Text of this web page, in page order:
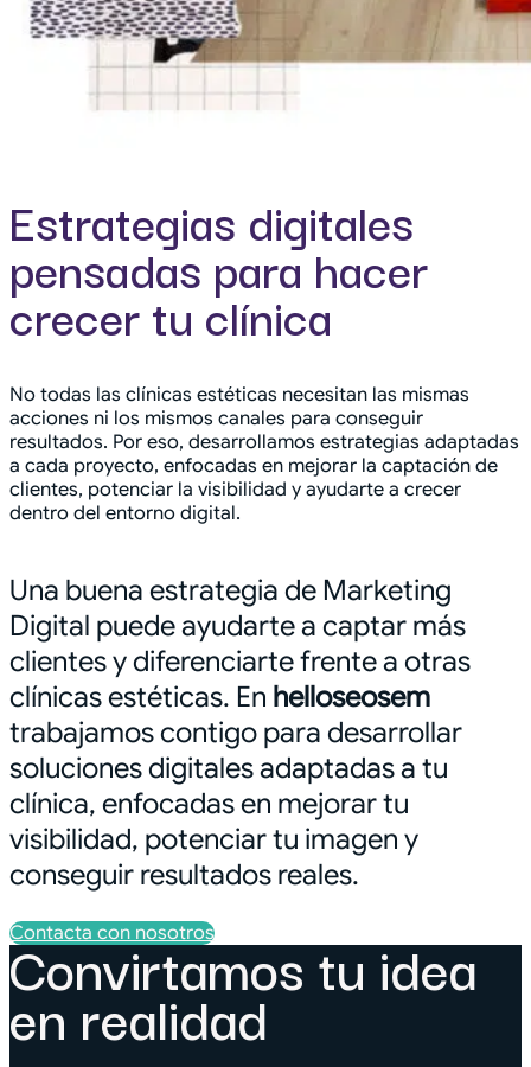
Estrategias digitales
pensadas para hacer
crecer tu clínica
No todas las clínicas estéticas necesitan las mismas
acciones ni los mismos canales para conseguir
resultados. Por eso, desarrollamos estrategias adaptadas
a cada proyecto, enfocadas en mejorar la captación de
clientes, potenciar la visibilidad y ayudarte a crecer
dentro del entorno digital.
Una buena estrategia de Marketing
Digital puede ayudarte a captar más
clientes y diferenciarte frente a otras
clínicas estéticas. En helloseosem
trabajamos contigo para desarrollar
soluciones digitales adaptadas a tu
clínica, enfocadas en mejorar tu
visibilidad, potenciar tu imagen y
conseguir resultados reales.
Contacta con nosotros
Convirtamos tu idea
en realidad